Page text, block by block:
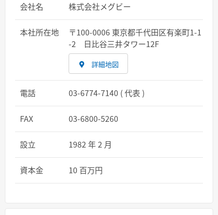
会社名 株式会社メグビー
本社所在地
〒100-0006 東京都千代田区有楽町1-1
-2 日比谷三井タワー12F
詳細地図
電話 03-6774-7140 ( 代表 )
FAX 03-6800-5260
設立 1982 年 2 月
資本金 10 百万円